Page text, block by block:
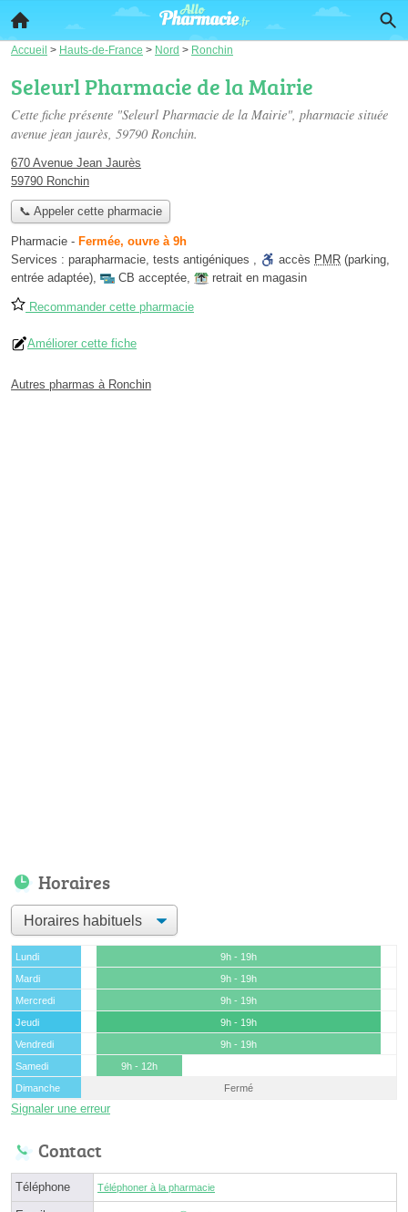
Accueil > Hauts-de-France > Nord > Ronchin
Seleurl Pharmacie de la Mairie
Cette fiche présente "Seleurl Pharmacie de la Mairie", pharmacie située
avenue jean jaurès, 59790 Ronchin.
670 Avenue Jean Jaurès
59790 Ronchin
📞 Appeler cette pharmacie
Pharmacie - Fermée, ouvre à 9h
Services : parapharmacie, tests antigéniques , accès PMR (parking,
entrée adaptée), CB acceptée, retrait en magasin
Recommander cette pharmacie
Améliorer cette fiche
Autres pharmas à Ronchin
Horaires
Lundi
9h - 19h
Mardi
9h - 19h
Mercredi
9h - 19h
Jeudi
9h - 19h
Vendredi
9h - 19h
Samedi
9h - 12h
Dimanche
Fermé
Signaler une erreur
Contact
Téléphone Téléphoner à la pharmacie